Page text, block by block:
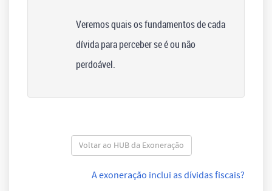
Veremos quais os fundamentos de cada
dívida para perceber se é ou não
perdoável.
Voltar ao HUB da Exoneração
A exoneração inclui as dívidas fiscais?